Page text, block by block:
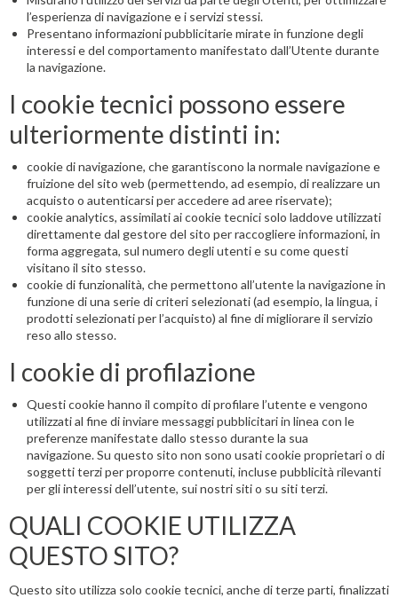
l’esperienza di navigazione e i servizi stessi.
Presentano informazioni pubblicitarie mirate in funzione degli
interessi e del comportamento manifestato dall’Utente durante
la navigazione.
I cookie tecnici possono essere
ulteriormente distinti in:
cookie di navigazione, che garantiscono la normale navigazione e
fruizione del sito web (permettendo, ad esempio, di realizzare un
acquisto o autenticarsi per accedere ad aree riservate);
cookie analytics, assimilati ai cookie tecnici solo laddove utilizzati
direttamente dal gestore del sito per raccogliere informazioni, in
forma aggregata, sul numero degli utenti e su come questi
visitano il sito stesso.
cookie di funzionalità, che permettono all’utente la navigazione in
funzione di una serie di criteri selezionati (ad esempio, la lingua, i
prodotti selezionati per l’acquisto) al fine di migliorare il servizio
reso allo stesso.
I cookie di profilazione
Questi cookie hanno il compito di profilare l’utente e vengono
utilizzati al fine di inviare messaggi pubblicitari in linea con le
preferenze manifestate dallo stesso durante la sua
navigazione. Su questo sito non sono usati cookie proprietari o di
soggetti terzi per proporre contenuti, incluse pubblicità rilevanti
per gli interessi dell’utente, sui nostri siti o su siti terzi.
QUALI COOKIE UTILIZZA
QUESTO SITO?
Questo sito utilizza solo cookie tecnici, anche di terze parti, finalizzati